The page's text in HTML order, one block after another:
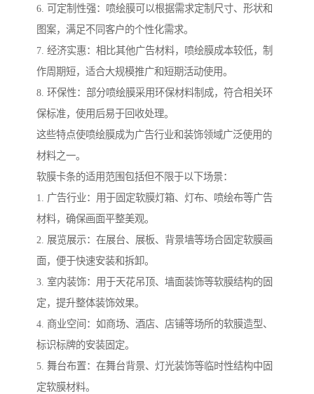
6. 可定制性强：喷绘膜可以根据需求定制尺寸、形状和
图案，满足不同客户的个性化需求。
7. 经济实惠：相比其他广告材料，喷绘膜成本较低，制
作周期短，适合大规模推广和短期活动使用。
8. 环保性：部分喷绘膜采用环保材料制成，符合相关环
保标准，使用后易于回收处理。
这些特点使喷绘膜成为广告行业和装饰领域广泛使用的
材料之一。
软膜卡条的适用范围包括但不限于以下场景：
1. 广告行业：用于固定软膜灯箱、灯布、喷绘布等广告
材料，确保画面平整美观。
2. 展览展示：在展台、展板、背景墙等场合固定软膜画
面，便于快速安装和拆卸。
3. 室内装饰：用于天花吊顶、墙面装饰等软膜结构的固
定，提升整体装饰效果。
4. 商业空间：如商场、酒店、店铺等场所的软膜造型、
标识标牌的安装固定。
5. 舞台布置：在舞台背景、灯光装饰等临时性结构中固
定软膜材料。